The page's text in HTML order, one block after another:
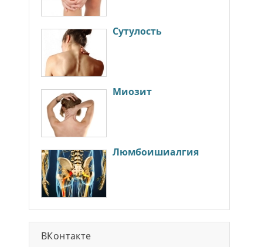
Сутулость
Миозит
Люмбоишиалгия
ВКонтакте